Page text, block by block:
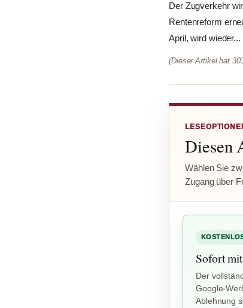
Der Zugverkehr
Rentenreform
April, wird wieder...
(Dieser Artikel hat
Diesen
Wählen Sie
Zugang über
Sofort
Der
Google-
Ablehnung